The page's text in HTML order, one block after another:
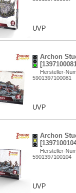
UVP
Archon
Hersteller-
5901397100081
UVP
Archon
Hersteller-
5901397100104
UVP